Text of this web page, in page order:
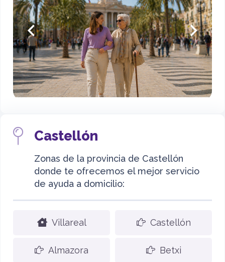
Castellón
Zonas de la provincia de Castellón
donde te ofrecemos el mejor servicio
de ayuda a domicilio:
Villareal
Almazora
Castellón
Betxi